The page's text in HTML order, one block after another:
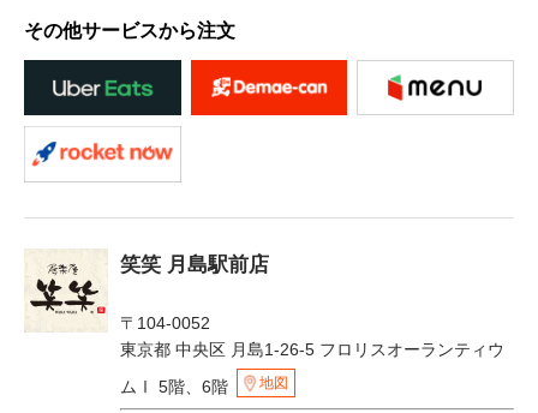
その他サービスから注文
笑笑 月島駅前店
〒104-0052
東京都 中央区 月島1-26-5 フロリスオーランティウ
ムⅠ 5階、6階
地図